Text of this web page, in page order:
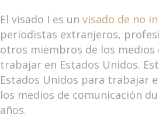
El visado I es un visado de no
periodistas extranjeros,
otros miembros de los medios
trabajar en Estados Unidos.
Estados Unidos para trabajar
los medios de comunicación
años.